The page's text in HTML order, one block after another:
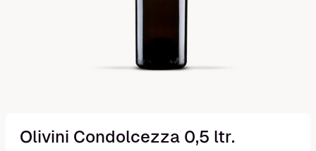
Olivini Condolcezza 0,5 ltr.